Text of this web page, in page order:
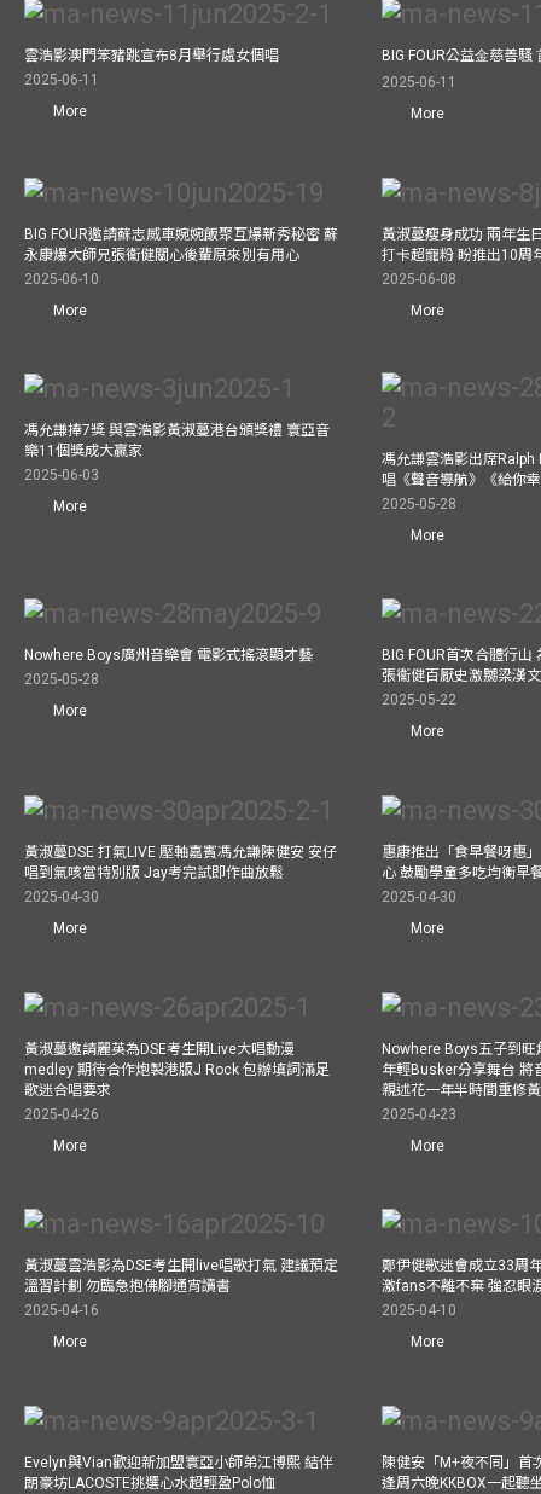
雲浩影澳門笨豬跳宣布8月舉行處女個唱
2025-06-11
More
BIG FOUR公益⾦慈善
2025-06-11
More
BIG FOUR邀請蘇志威車婉婉飯聚互爆新秀秘密 蘇
永康爆大師兄張衞健關心後輩原來別有用心
2025-06-10
More
黃淑蔓瘦身成功 兩年生
打卡超寵粉 盼推出10周
2025-06-08
More
馮允謙捧7獎 與雲浩影黃淑蔓港台頒獎禮 寰亞音
樂11個獎成大贏家
2025-06-03
More
馮允謙雲浩影出席
唱《聲音導航》《給你
2025-05-28
More
Nowhere Boys廣州音樂會 電影式搖滾顯才藝
2025-05-28
More
BIG FOUR首次合體行
張衞健百厭史激嬲梁漢
2025-05-22
More
黃淑蔓DSE 打氣LIVE 壓軸嘉賓馮允謙陳健安 安仔
唱到氣咳當特別版 Jay考完試即作曲放鬆
2025-04-30
More
惠康推出「食早餐呀惠
心 鼓勵學童多吃均衡早
2025-04-30
More
黃淑蔓邀請麗英為DSE考生開Live大唱動漫
medley 期待合作炮製港版J Rock 包辦填詞滿足
歌迷合唱要求
2025-04-26
More
Nowhere Boys五子到
年輕Busker分享舞台 將
親述花一年半時間重修
2025-04-23
More
黃淑蔓雲浩影為DSE考生開live唱歌打氣 建議預定
溫習計劃 勿臨急抱佛腳通宵讀書
2025-04-16
More
鄭伊健歌迷會成立33周
激fans不離不棄 強忍眼
2025-04-10
More
Evelyn與Vian歡迎新加盟寰亞小師弟江博熙 結伴
朗豪坊LACOSTE挑選心水超輕盈Polo恤
陳健安「M+夜不同」首
逢周六晚KKBOX一起聽